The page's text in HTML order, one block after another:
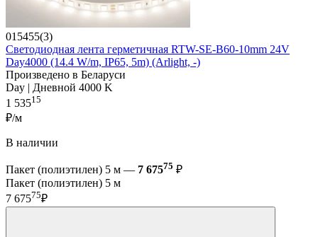
015455(3)
Светодиодная лента герметичная RTW-SE-B60-10mm 24V
Day4000 (14.4 W/m, IP65, 5m) (Arlight, -)
Произведено в Беларуси
Day | Дневной 4000 K
1 53515
₽/м
В наличии
Пакет (полиэтилен) 5 м — 7 67575 ₽
Пакет (полиэтилен) 5 м
7 67575₽